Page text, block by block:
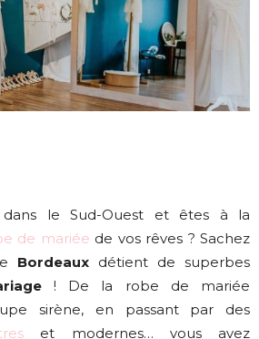
dans le Sud-Ouest et êtes à la
de mariée de vos rêves ? Sachez
Bordeaux détient de superbes
! De la robe de mariée
sirène, en passant par des
et modernes… vous avez